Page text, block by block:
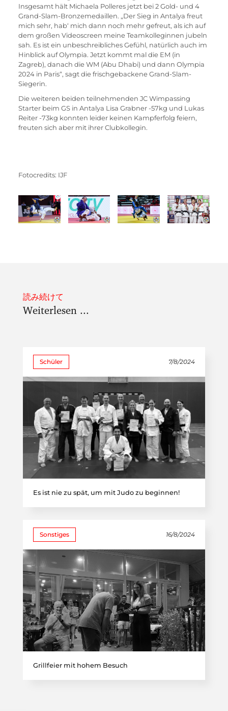
Insgesamt hält Michaela Polleres jetzt bei 2 Gold- und 4
Grand-Slam-Bronzemedaillen. „Der Sieg in Antalya freut
mich sehr, hab‘ mich dann noch mehr gefreut, als ich auf
dem großen Videoscreen meine Teamkolleginnen jubeln
sah. Es ist ein unbeschreibliches Gefühl, natürlich auch im
Hinblick auf Olympia. Jetzt kommt mal die EM (in
Zagreb), danach die WM (Abu Dhabi) und dann Olympia
2024 in Paris“, sagt die frischgebackene Grand-Slam-
Siegerin.
Die weiteren beiden teilnehmenden JC Wimpassing
Starter beim GS in Antalya Lisa Grabner -57kg und Lukas
Reiter -73kg konnten leider keinen Kampferfolg feiern,
freuten sich aber mit ihrer Clubkollegin.
Fotocredits: IJF
読み続けて
Weiterlesen ...
Schüler 7/8/2024
Es ist nie zu spät, um mit Judo zu beginnen!
Sonstiges 16/8/2024
Grillfeier mit hohem Besuch